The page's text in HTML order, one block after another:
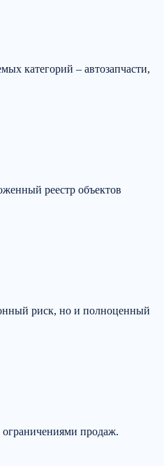
категорий – автозапчасти,
реестр объектов
риск, но и полноценный
продаж.